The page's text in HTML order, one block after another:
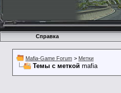
Справка
Mafia-Game Forum > Метки
Темы с меткой mafia